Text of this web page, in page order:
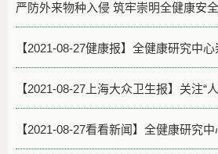
严防外来物种入侵 筑牢崇明全健康安
【2021-08-27健康报】全健康研究中
【2021-08-27上海大众卫生报】关注“
【2021-08-27看看新闻】全健康研究